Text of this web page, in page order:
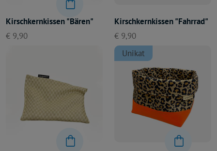
Kirschkernkissen "Bären"
€ 9,90
Kirschkernkissen "Fahrrad"
€ 9,90
Unikat